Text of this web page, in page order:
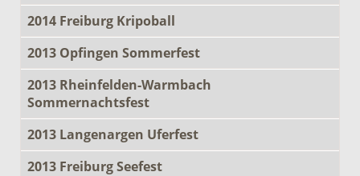
2014 Freiburg Kripoball
2013 Opfingen Sommerfest
2013 Rheinfelden-Warmbach
Sommernachtsfest
2013 Langenargen Uferfest
2013 Freiburg Seefest